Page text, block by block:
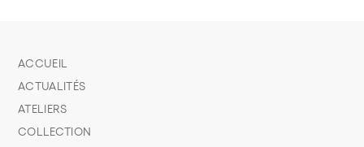
ACCUEIL
ACTUALITÉS
ATELIERS
COLLECTION